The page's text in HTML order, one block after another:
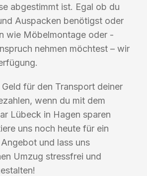
abgestimmt ist. Egal ob du
Auspacken benötigst oder
wie Möbelmontage oder -
nehmen möchtest – wir
für den Transport deiner
wenn du mit dem
Lübeck in Hagen sparen
uns noch heute für ein
und lass uns
Umzug stressfrei und